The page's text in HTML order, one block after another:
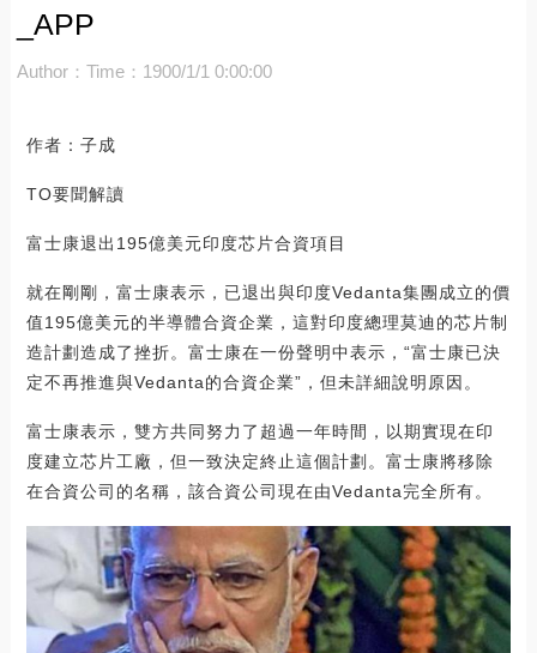
_APP
Author： Time：1900/1/1 0:00:00
作者：子成
TO要聞解讀
富士康退出195億美元印度芯片合資項目
就在剛剛，富士康表示，已退出與印度Vedanta集團成立的價
值195億美元的半導體合資企業，這對印度總理莫迪的芯片制
造計劃造成了挫折。富士康在一份聲明中表示，“富士康已決
定不再推進與Vedanta的合資企業”，但未詳細說明原因。
富士康表示，雙方共同努力了超過一年時間，以期實現在印
度建立芯片工廠，但一致決定終止這個計劃。富士康將移除
在合資公司的名稱，該合資公司現在由Vedanta完全所有。